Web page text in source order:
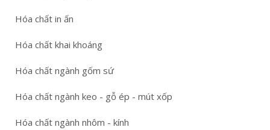
Hóa chất in ấn
Hóa chất khai khoáng
Hóa chất ngành gốm sứ
Hóa chất ngành keo - gỗ ép - mút xốp
Hóa chất ngành nhôm - kính